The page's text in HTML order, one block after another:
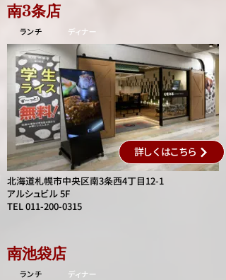
南3条店
ランチ ​ディナー
詳しくはこちら
北海道札幌市中央区南3条西4丁目12-1
アルシュビル 5F
TEL 011-200-0315
南池袋店
ランチ ​ディナー